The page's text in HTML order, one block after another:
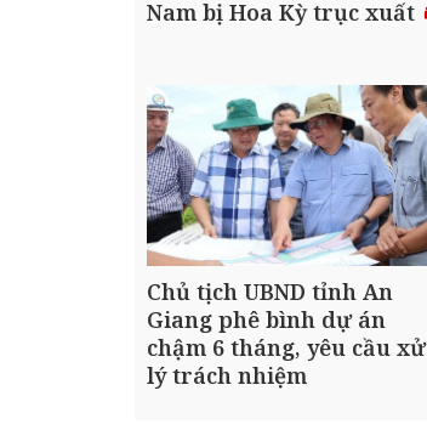
Nam bị Hoa Kỳ trục xuất
Chủ tịch UBND tỉnh An
Giang phê bình dự án
chậm 6 tháng, yêu cầu xử
lý trách nhiệm